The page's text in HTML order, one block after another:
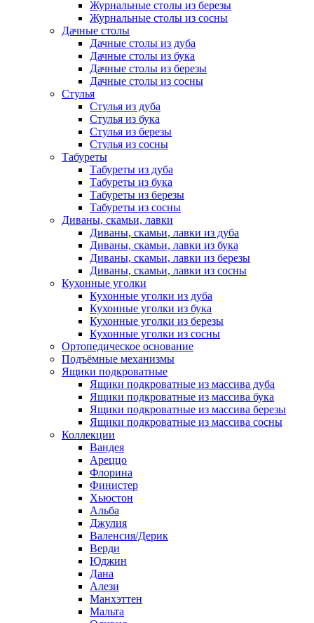
Журнальные столы из березы
Журнальные столы из сосны
Дачные столы
Дачные столы из дуба
Дачные столы из бука
Дачные столы из березы
Дачные столы из сосны
Стулья
Стулья из дуба
Стулья из бука
Стулья из березы
Стулья из сосны
Табуреты
Табуреты из дуба
Табуреты из бука
Табуреты из березы
Табуреты из сосны
Диваны, скамьи, лавки
Диваны, скамьи, лавки из дуба
Диваны, скамьи, лавки из бука
Диваны, скамьи, лавки из березы
Диваны, скамьи, лавки из сосны
Кухонные уголки
Кухонные уголки из дуба
Кухонные уголки из бука
Кухонные уголки из березы
Кухонные уголки из сосны
Ортопедическое основание
Подъёмные механизмы
Ящики подкроватные
Ящики подкроватные из массива дуба
Ящики подкроватные из массива бука
Ящики подкроватные из массива березы
Ящики подкроватные из массива сосны
Коллекции
Вандея
Ареццо
Флорина
Финистер
Хьюстон
Альба
Джулия
Валенсия/Дерик
Верди
Юджин
Дана
Алези
Манхэттен
Мальта